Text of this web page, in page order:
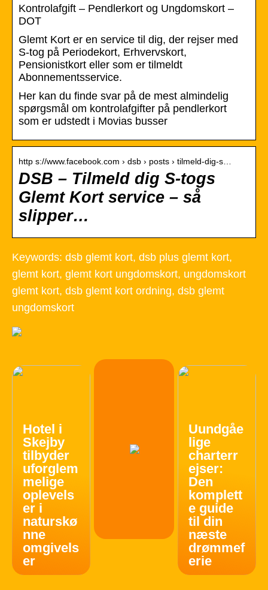
Kontrolafgift – Pendlerkort og Ungdomskort –
DOT
Glemt Kort er en service til dig, der rejser med
S-tog på Periodekort, Erhvervskort,
Pensionistkort eller som er tilmeldt
Abonnementsservice.
Her kan du finde svar på de mest almindelig
spørgsmål om kontrolafgifter på pendlerkort
som er udstedt i Movias busser
http s://www.facebook.com › dsb › posts › tilmeld-dig-s…
DSB – Tilmeld dig S-togs
Glemt Kort service – så
slipper…
Keywords: dsb glemt kort, dsb plus glemt kort,
glemt kort, glemt kort ungdomskort, ungdomskort
glemt kort, dsb glemt kort ordning, dsb glemt
ungdomskort
Hotel i
Skejby
tilbyder
uforglem
melige
oplevels
er i
naturskø
nne
omgivels
er
Uundgåe
lige
charterr
ejser:
Den
komplett
e guide
til din
næste
drømmef
erie